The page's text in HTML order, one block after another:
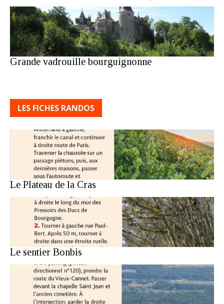
Grande vadrouille bourguignonne
LES FICHES RANDOS
Le Plateau de la Cras
Le sentier Bonbis